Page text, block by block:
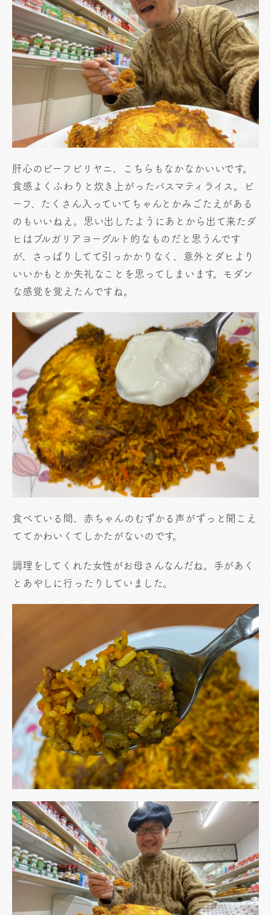
肝心のビーフビリヤニ、こちらもなかなかいいです。
食感よくふわりと炊き上がったバスマティライス。ビ
ーフ、たくさん入っていてちゃんとかみごたえがある
のもいいねえ。思い出したようにあとから出て来たダ
ヒはブルガリアヨーグルト的なものだと思うんです
が、さっぱりしてて引っかかりなく、意外とダヒより
いいかもとか失礼なことを思ってしまいます。モダン
な感覚を覚えたんですね。
食べている間、赤ちゃんのむずかる声がずっと聞こえ
ててかわいくてしかたがないのです。
調理をしてくれた女性がお母さんなんだね。手があく
とあやしに行ったりしていました。